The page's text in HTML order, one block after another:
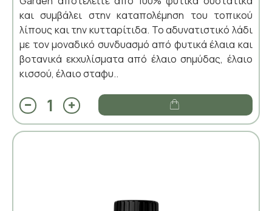
και συμβάλει στην καταπολέμηση του τοπικού
λίπους και την κυτταρίτιδα. Το αδυνατιστικό λάδι
με τον μοναδικό συνδυασμό από φυτικά έλαια και
βοτανικά εκχυλίσματα από έλαιο σημύδας, έλαιο
κισσού, έλαιο σταφυ..